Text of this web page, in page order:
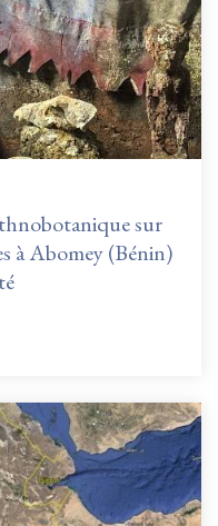
sur
à Abomey (Bénin)